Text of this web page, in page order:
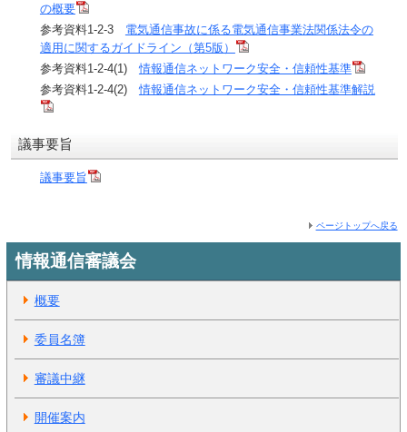
の概要
参考資料1-2-3 電気通信事故に係る電気通信事業法関係法令の
適用に関するガイドライン（第5版）
参考資料1-2-4(1)情報通信ネットワーク安全・信頼性基準
参考資料1-2-4(2)情報通信ネットワーク安全・信頼性基準解説
議事要旨
議事要旨
ページトップへ戻る
情報通信審議会
概要
委員名簿
審議中継
開催案内